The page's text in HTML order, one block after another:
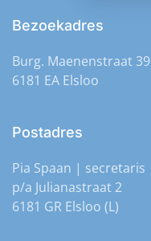
Bezoekadres
Burg. Maenenstraat 39
6181 EA Elsloo
Postadres
Pia Spaan | secretaris
p/a Julianastraat 2
6181 GR Elsloo (L)